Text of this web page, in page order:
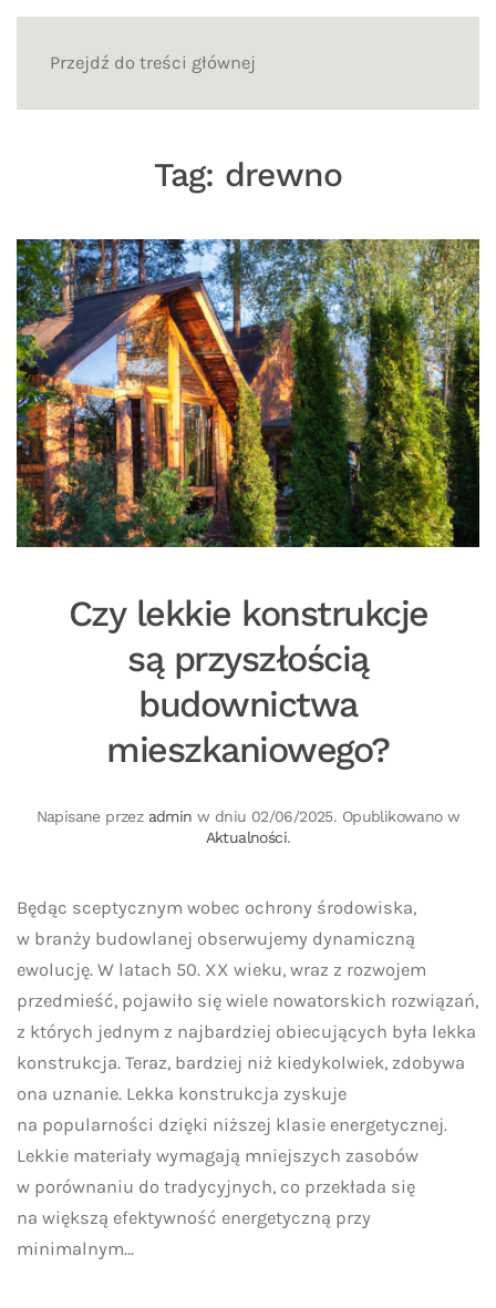
Przejdź do treści głównej
Tag: drewno
Czy lekkie konstrukcje
są przyszłością
budownictwa
mieszkaniowego?
Napisane przez admin w dniu 02/06/2025. Opublikowano w
Aktualności.
Będąc sceptycznym wobec ochrony środowiska,
w branży budowlanej obserwujemy dynamiczną
ewolucję. W latach 50. XX wieku, wraz z rozwojem
przedmieść, pojawiło się wiele nowatorskich rozwiązań,
z których jednym z najbardziej obiecujących była lekka
konstrukcja. Teraz, bardziej niż kiedykolwiek, zdobywa
ona uznanie. Lekka konstrukcja zyskuje
na popularności dzięki niższej klasie energetycznej.
Lekkie materiały wymagają mniejszych zasobów
w porównaniu do tradycyjnych, co przekłada się
na większą efektywność energetyczną przy
minimalnym...